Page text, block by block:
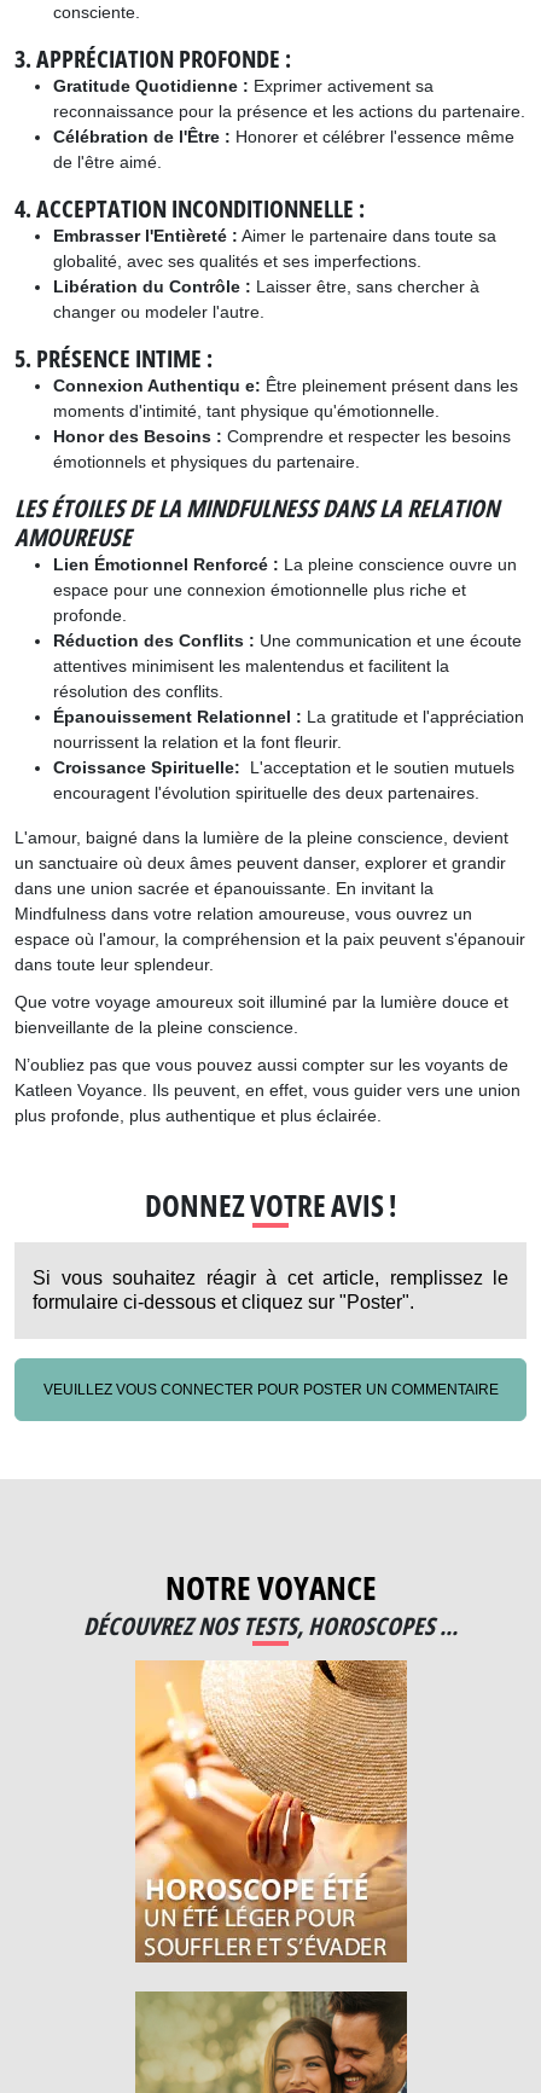
consciente.
3. APPRÉCIATION PROFONDE :
Gratitude Quotidienne : Exprimer activement sa
reconnaissance pour la présence et les actions du partenaire.
Célébration de l'Être : Honorer et célébrer l'essence même
de l'être aimé.
4. ACCEPTATION INCONDITIONNELLE :
Embrasser l'Entièreté : Aimer le partenaire dans toute sa
globalité, avec ses qualités et ses imperfections.
Libération du Contrôle : Laisser être, sans chercher à
changer ou modeler l'autre.
5. PRÉSENCE INTIME :
Connexion Authentiqu e: Être pleinement présent dans les
moments d'intimité, tant physique qu'émotionnelle.
Honor des Besoins : Comprendre et respecter les besoins
émotionnels et physiques du partenaire.
LES ÉTOILES DE LA MINDFULNESS DANS LA RELATION
AMOUREUSE
Lien Émotionnel Renforcé : La pleine conscience ouvre un
espace pour une connexion émotionnelle plus riche et
profonde.
Réduction des Conflits : Une communication et une écoute
attentives minimisent les malentendus et facilitent la
résolution des conflits.
Épanouissement Relationnel : La gratitude et l'appréciation
nourrissent la relation et la font fleurir.
Croissance Spirituelle: L'acceptation et le soutien mutuels
encouragent l'évolution spirituelle des deux partenaires.
L'amour, baigné dans la lumière de la pleine conscience, devient
un sanctuaire où deux âmes peuvent danser, explorer et grandir
dans une union sacrée et épanouissante. En invitant la
Mindfulness dans votre relation amoureuse, vous ouvrez un
espace où l'amour, la compréhension et la paix peuvent s'épanouir
dans toute leur splendeur.
Que votre voyage amoureux soit illuminé par la lumière douce et
bienveillante de la pleine conscience.
N’oubliez pas que vous pouvez aussi compter sur les voyants de
Katleen Voyance. Ils peuvent, en effet, vous guider vers une union
plus profonde, plus authentique et plus éclairée.
DONNEZ VOTRE AVIS !
Si vous souhaitez réagir à cet article, remplissez le
formulaire ci-dessous et cliquez sur "Poster".
VEUILLEZ VOUS CONNECTER POUR POSTER UN COMMENTAIRE
NOTRE VOYANCE
DÉCOUVREZ NOS TESTS, HOROSCOPES ...